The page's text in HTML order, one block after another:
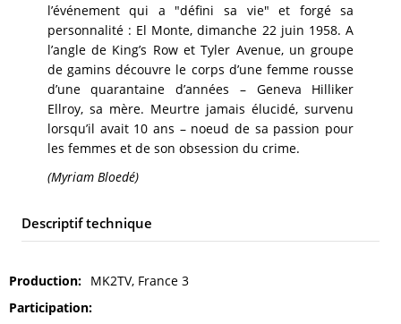
l’événement qui a "défini sa vie" et forgé sa
personnalité : El Monte, dimanche 22 juin 1958. A
l’angle de King’s Row et Tyler Avenue, un groupe
de gamins découvre le corps d’une femme rousse
d’une quarantaine d’années – Geneva Hilliker
Ellroy, sa mère. Meurtre jamais élucidé, survenu
lorsqu’il avait 10 ans – noeud de sa passion pour
les femmes et de son obsession du crime.
(Myriam Bloedé)
Descriptif technique
Production
MK2TV, France 3
Participation